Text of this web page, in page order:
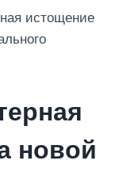
истощение
новой